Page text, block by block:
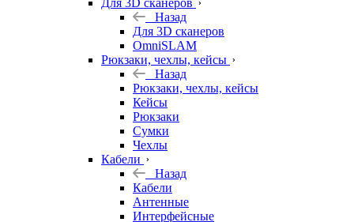
Для 3D сканеров
Назад
Для 3D сканеров
OmniSLAM
Рюкзаки, чехлы, кейсы
Назад
Рюкзаки, чехлы, кейсы
Кейсы
Рюкзаки
Сумки
Чехлы
Кабели
Назад
Кабели
Антенные
Интерфейсные